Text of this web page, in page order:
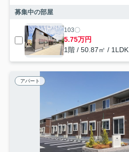
募集中の部屋
103〇
5.75万円
1階 / 50.87㎡ / 1LDK
アパート